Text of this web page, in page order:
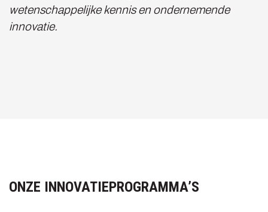
wetenschappelijke kennis en ondernemende
innovatie.
ONZE INNOVATIEPROGRAMMA’S